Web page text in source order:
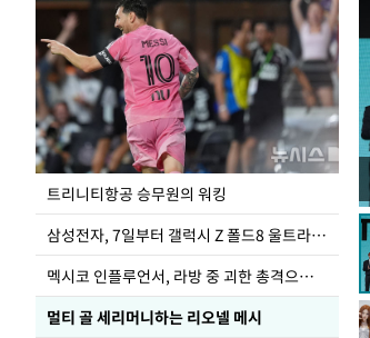
트리니티항공 승무원의 워킹
삼성전자, 7일부터 갤럭시 Z 폴드8 울트라·폴드8·플립8 출시
멕시코 인플루언서, 라방 중 괴한 총격으로 사망
멀티 골 세리머니하는 리오넬 메시